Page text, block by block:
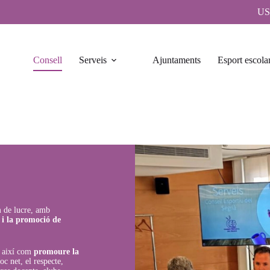
Consell Serveis Ajuntaments Esport
de lucre, amb
la promoció de
així com promoure la
net, el respecte,